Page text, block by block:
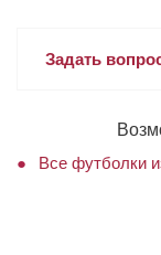
Задать
Все футболки